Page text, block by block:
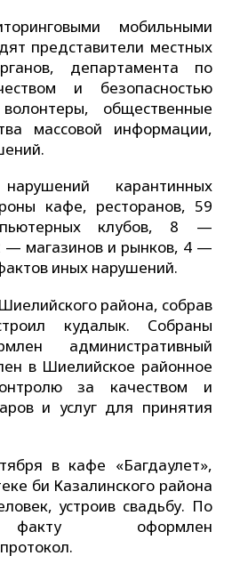
мобильными
представители местных
департамента по
и безопасностью
общественные
массовой информации,
карантинных
кафе, ресторанов, 59
клубов, 8 —
— магазинов и рынков, 4 —
иных нарушений.
района, собрав
кудалык. Собраны
административный
в Шиелийское районное
за качеством и
и услуг для принятия
в кафе «Багдаулет»,
би Казалинского района
устроив свадьбу. По
факту оформлен